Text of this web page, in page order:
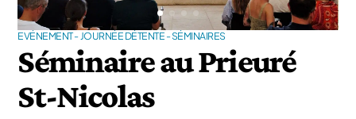
EVÉNEMENT - JOURNÉE DÉTENTE - SÉMINAIRES
Séminaire au Prieuré
St-Nicolas